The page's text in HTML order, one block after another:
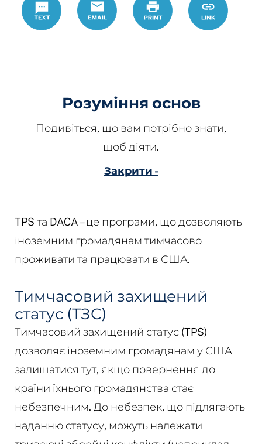
tps
Розуміння основ
Подивіться, що вам потрібно знати,
щоб діяти.
Закрити -
TPS та DACA – це програми, що дозволяють
іноземним громадянам тимчасово
проживати та працювати в США.
Тимчасовий захищений
статус (ТЗС)
Тимчасовий захищений статус (TPS)
дозволяє іноземним громадянам у США
залишатися тут, якщо повернення до
країни їхнього громадянства стає
небезпечним. До небезпек, що підлягають
наданню статусу, можуть належати